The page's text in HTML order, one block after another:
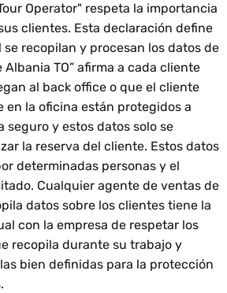
Operator" respeta la importancia
clientes. Esta declaración define
se recopilan y procesan los datos de
TO” afirma a cada cliente
al back office o que el cliente
en la oficina están protegidos a
seguro y estos datos solo se
la reserva del cliente. Estos datos
determinadas personas y el
Cualquier agente de ventas de
datos sobre los clientes tiene la
con la empresa de respetar los
recopila durante su trabajo y
bien definidas para la protección